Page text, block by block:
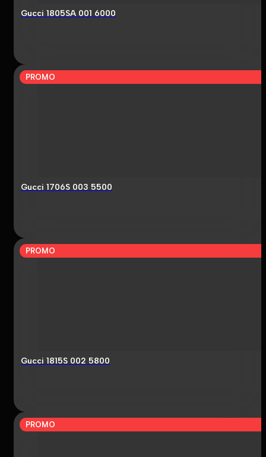
Gucci 1805SA 001 6000
PROMO
Gucci 1706S 003 5500
PROMO
Gucci 1815S 002 5800
PROMO